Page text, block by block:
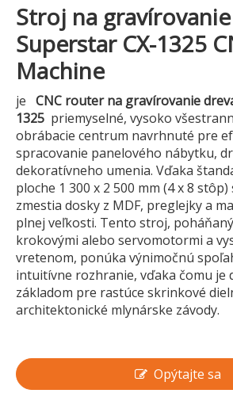
Stroj na
Superstar CX-1325
Machine
je CNC router na gravírovanie
1325 priemyselné, vysoko
obrábacie centrum navrhnuté pre
spracovanie panelového nábytku,
dekoratívneho umenia. Vďaka
ploche 1 300 x 2 500 mm (4 x 8
zmestia dosky z MDF, preglejky a
plnej veľkosti. Tento stroj,
krokovými alebo servomotormi a
vretenom, ponúka výnimočnú
intuitívne rozhranie, vďaka čomu je
základom pre rastúce skrinkové
architektonické mlynárske závody.
Opýtajte sa